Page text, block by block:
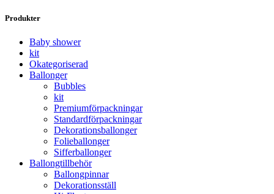
Produkter
Baby shower
kit
Okategoriserad
Ballonger
Bubbles
kit
Premium­förpackningar
Standard­­förpackningar
Dekorations­ballonger
Folie­­­ballonger
Siffer­­ballonger
Ballong­tillbehör
Ballongpinnar
Dekorationsställ